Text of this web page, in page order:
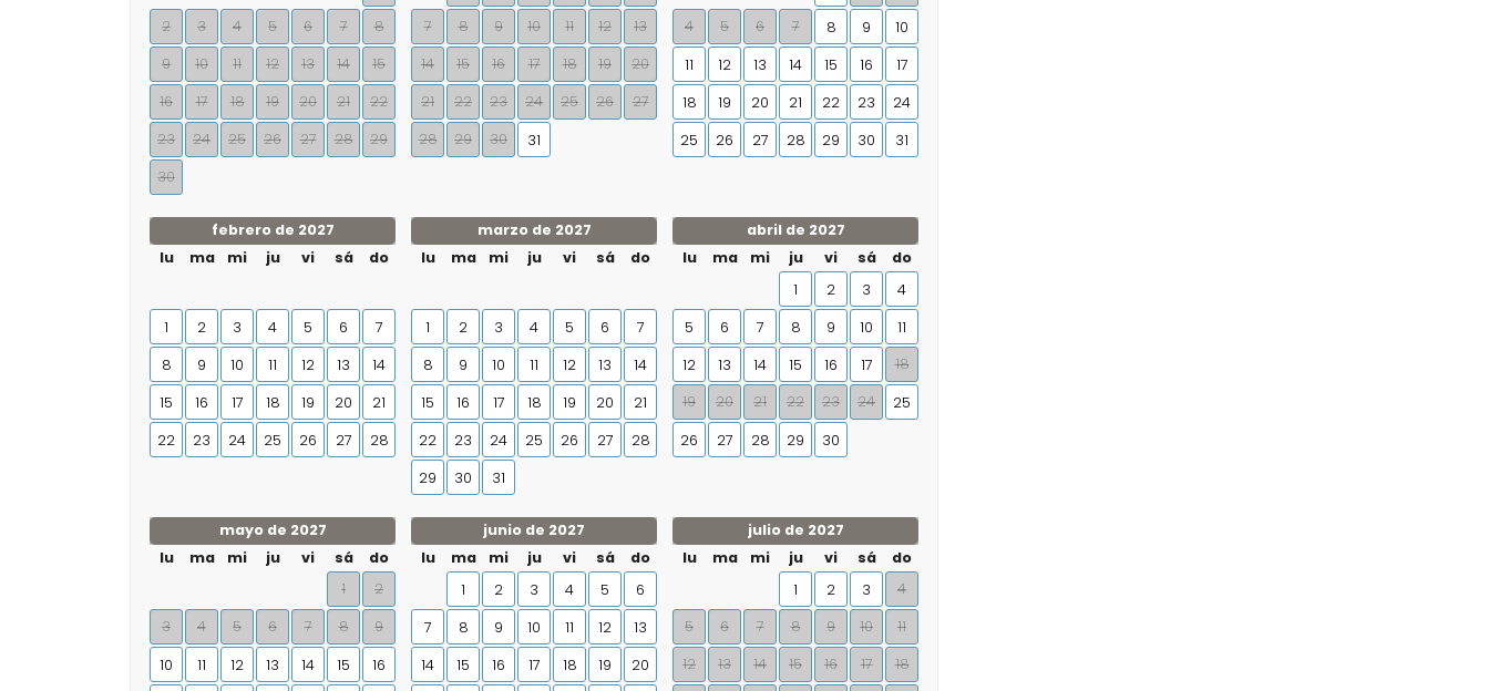
2
3 4 5 6 7
8
9
10 11 12 13 14
15
16
17 18 19 20 21
22
23
24 25 26 27 28
29
30
7
8 9 10 11 12
13
14
15 16 17 18 19
20
21
22 23 24 25 26
27
28
29 30 31
4
5 6 7 8 9
10
11
12 13 14 15 16
17
18
19 20 21 22 23
24
25
26 27 28 29 30 31
febrero de 2027
lu
ma mi ju vi sá do
1 2 3 4 5 6
7
8
9 10 11 12 13
14
15
16 17 18 19 20
21
22
23 24 25 26 27 28
marzo de 2027
lu
ma mi ju vi sá do
1 2 3 4 5 6
7
8
9 10 11 12 13
14
15
16 17 18 19 20
21
22
23 24 25 26 27
28
29
30 31
abril de 2027
lu
ma mi ju vi sá
do
1
2 3
4
5
6 7 8 9 10
11
12
13 14 15 16 17
18
19
20 21 22 23 24
25
26
27 28 29 30
mayo de 2027
lu
ma mi ju vi sá
do
1
2
3
4 5 6 7 8 9
10 11 12 13 14 15 16
junio de 2027
lu
ma mi ju vi sá
do
1
2 3 4 5
6
7
8 9 10 11 12
13
14
15 16 17 18 19 20
julio de 2027
lu
ma mi ju vi sá
do
1
2 3
4
5
6 7 8 9 10
11
12
13 14 15 16 17 18